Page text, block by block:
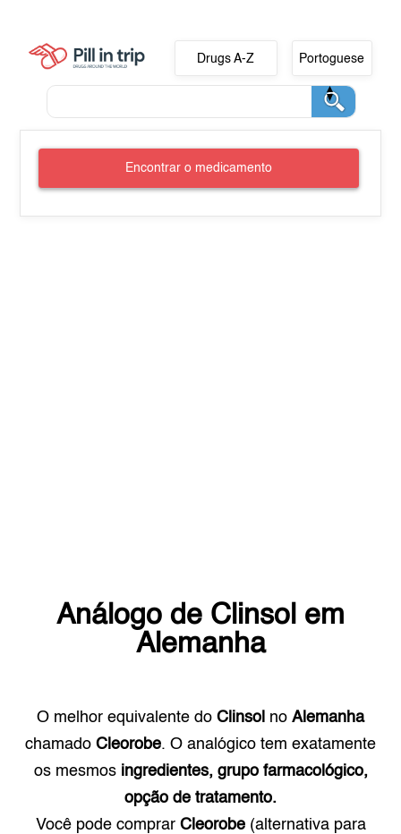
Drugs A-Z Portoguese
Encontrar o medicamento
Análogo de Clinsol em
Alemanha
O melhor equivalente do Clinsol no Alemanha
chamado Cleorobe. O analógico tem exatamente
os mesmos ingredientes, grupo farmacológico,
opção de tratamento.
Você pode comprar Cleorobe(alternativa para